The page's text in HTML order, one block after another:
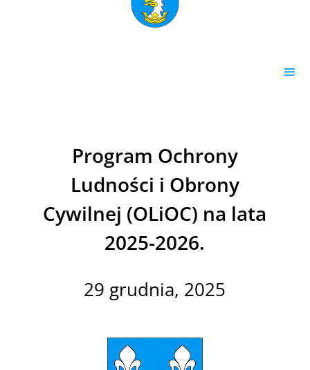
Program Ochrony
Ludności i Obrony
Cywilnej (OLiOC) na lata
2025-2026.
29 grudnia, 2025